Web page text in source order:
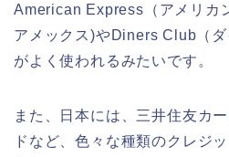
American Express（アメリカ
アメックス)やDiners Club（
がよく使われるみたいです。
また、日本には、三井住友カ
ドなど、色々な種類のクレジ